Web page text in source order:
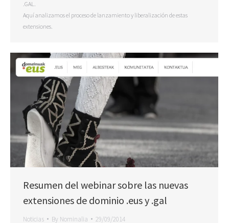
.GAL.
Aquí analizamos el proceso de lanzamiento y liberalización de estas
extensiones.
Resumen del webinar sobre las nuevas
extensiones de dominio .eus y .gal
Noticias By Nominalia 29/09/2014